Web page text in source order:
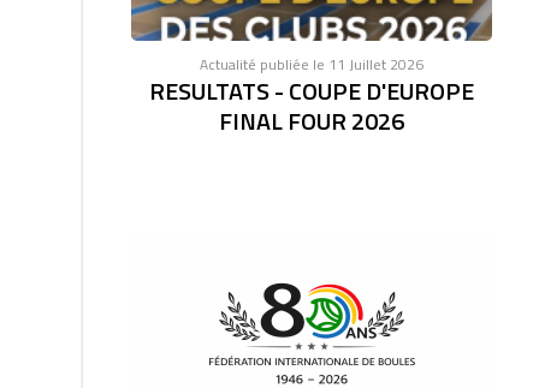
Actualité publiée le 11 Juillet 2026
RESULTATS - COUPE D'EUROPE
FINAL FOUR 2026